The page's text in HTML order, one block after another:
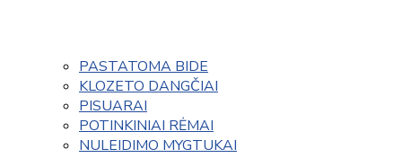
PASTATOMA BIDE
KLOZETO DANGČIAI
PISUARAI
POTINKINIAI RĖMAI
NULEIDIMO MYGTUKAI